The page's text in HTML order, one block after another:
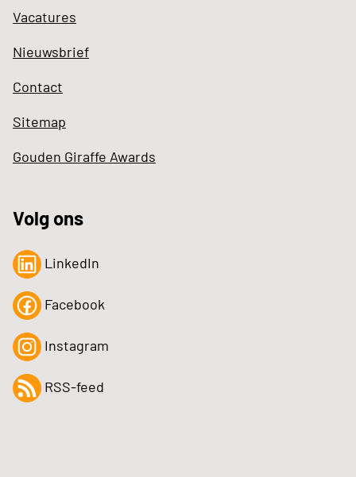
Vacatures
Nieuwsbrief
Contact
Sitemap
Gouden Giraffe Awards
Volg ons
LinkedIn
Facebook
Instagram
RSS-feed